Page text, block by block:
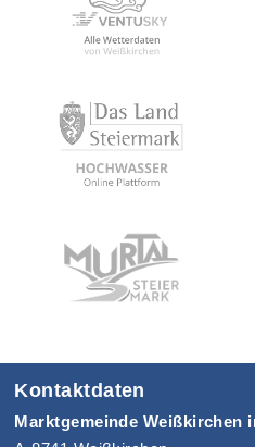
Kontaktdaten
Marktgemeinde Weißkirchen